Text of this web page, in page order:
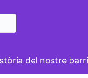
del nostre